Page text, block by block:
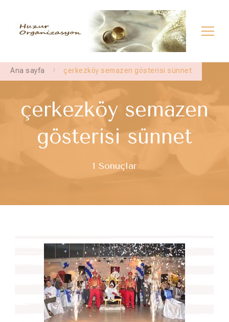
Çerkezköy İlahi Grubu | Çerkezköy Dini
Düğün | Çerkezköy İslami Düğün
çerkezköy dini nişan
Ana sayfa çerkezköy semazen gösterisi sünnet
çerkezköy semazen
gösterisi sünnet
1 Sonuçlar